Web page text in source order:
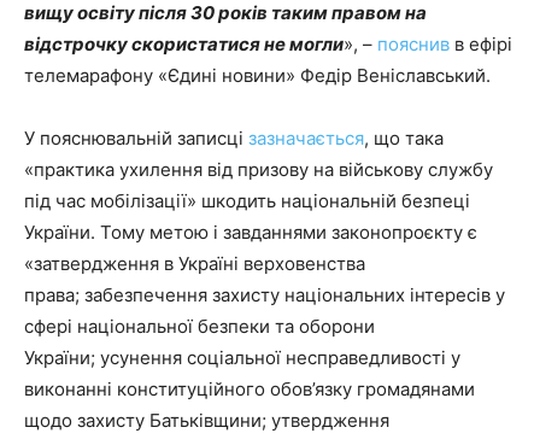
вищу освіту після 30 років таким правом на
відстрочку скористатися не могли», – пояснив в ефірі
телемарафону «Єдині новини» Федір Веніславський.
У пояснювальній записці зазначається, що така
«практика ухилення від призову на військову службу
під час мобілізації» шкодить національній безпеці
України. Тому метою і завданнями законопроєкту є
«затвердження в Україні верховенства
права; забезпечення захисту національних інтересів у
сфері національної безпеки та оборони
України; усунення соціальної несправедливості у
виконанні конституційного обов’язку громадянами
щодо захисту Батьківщини; утвердження